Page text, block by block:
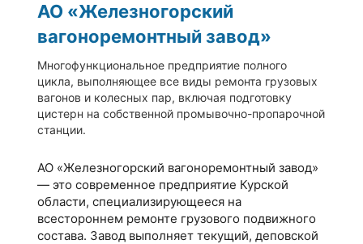
АО «Железногорский
вагоноремонтный завод»
Многофункциональное предприятие полного
цикла, выполняющее все виды ремонта грузовых
вагонов и колесных пар, включая подготовку
цистерн на собственной промывочно-пропарочной
станции.
АО «Железногорский вагоноремонтный завод»
— это современное предприятие Курской
области, специализирующееся на
всестороннем ремонте грузового подвижного
состава. Завод выполняет текущий, деповской